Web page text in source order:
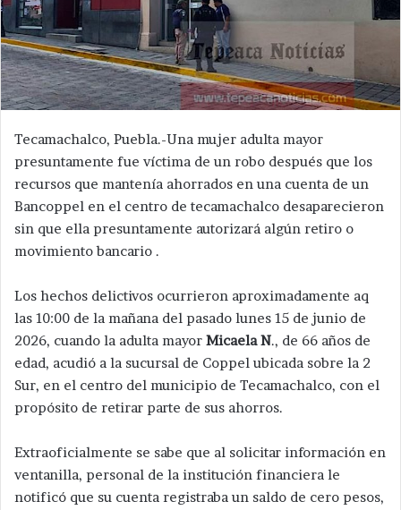
Tecamachalco, Puebla.-Una mujer adulta mayor
presuntamente fue víctima de un robo después que los
recursos que mantenía ahorrados en una cuenta de un
Bancoppel en el centro de tecamachalco desaparecieron
sin que ella presuntamente autorizará algún retiro o
movimiento bancario .
Los hechos delictivos ocurrieron aproximadamente aq
las 10:00 de la mañana del pasado lunes 15 de junio de
2026, cuando la adulta mayor Micaela N., de 66 años de
edad, acudió a la sucursal de Coppel ubicada sobre la 2
Sur, en el centro del municipio de Tecamachalco, con el
propósito de retirar parte de sus ahorros.
Extraoficialmente se sabe que al solicitar información en
ventanilla, personal de la institución financiera le
notificó que su cuenta registraba un saldo de cero pesos,